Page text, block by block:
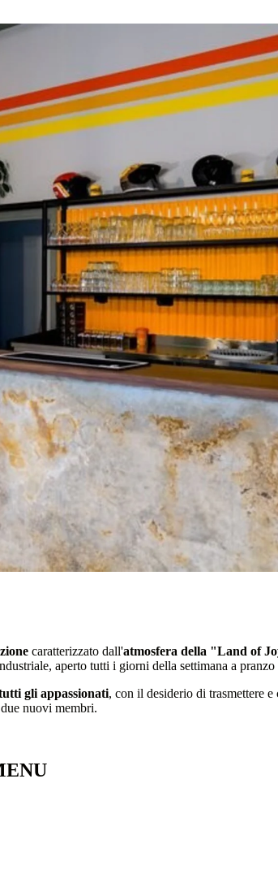
caratterizzato dall'atmosfera della "Land of
aperto tutti i giorni della settimana a pranzo
gli appassionati, con il desiderio di trasmettere
nuovi membri.